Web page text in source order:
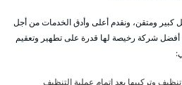
ومتقن، ونقدم أعلى وأدق الخدمات من أجل
أفضل شركة رخيصة لها قدرة على تطهير وتعقيم
وتركيبها بعد إتمام عملية التنظيف